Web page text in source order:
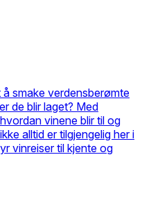
smake verdensberømte
de blir laget? Med
vinene blir til og
alltid er tilgjengelig her i
vinreiser til kjente og